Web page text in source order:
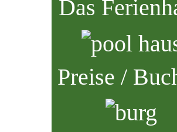
Das
Preise /